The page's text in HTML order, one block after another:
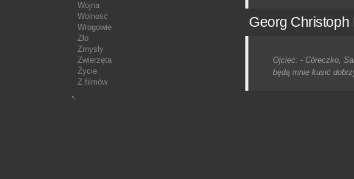
Wojna
Wolność
Wrogowie
Zło
Zmysły
Zwierzęta
Życie
Z filmów
<
Georg Christoph
Ojciec: - Córeczko,
będą mnie kusić